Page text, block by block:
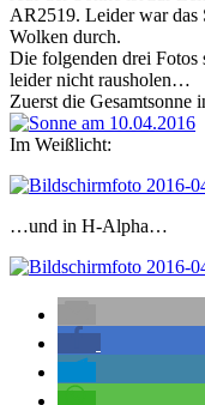
AR2519. Leider war das
Wolken durch.
Die folgenden drei Fotos
leider nicht rausholen…
Zuerst die Gesamtsonne
Im Weißlicht:
…und in H-Alpha…